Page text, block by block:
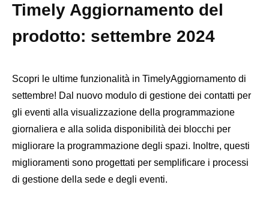
Timely Aggiornamento del
prodotto: settembre 2024
Scopri le ultime funzionalità in TimelyAggiornamento di
settembre! Dal nuovo modulo di gestione dei contatti per
gli eventi alla visualizzazione della programmazione
giornaliera e alla solida disponibilità dei blocchi per
migliorare la programmazione degli spazi. Inoltre, questi
miglioramenti sono progettati per semplificare i processi
di gestione della sede e degli eventi.